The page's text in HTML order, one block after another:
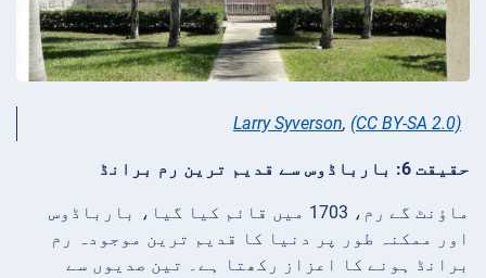
Larry Syverson, (CC BY-SA 2.0)
حقیقت 6: بارباڈوس سے قدیم ترین رم برانڈ
ماؤنٹ گے رم، 1703 میں قائم کیا گیا، بارباڈوس
اور ممکنہ طور پر دنیا کا قدیم ترین موجودہ رم
برانڈ ہونے کا اعزاز رکھتا ہے۔ تین صدیوں سے